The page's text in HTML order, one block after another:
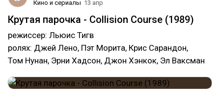
Кино и сериалы 13 апр
Крутая парочка - Collision Course (1989)
режиссер: Льюис Тигв
ролях: Джей Лено, Пэт Морита, Крис Сарандон,
Том Нунан, Эрни Хадсон, Джон Хэнкок, Эл Ваксман